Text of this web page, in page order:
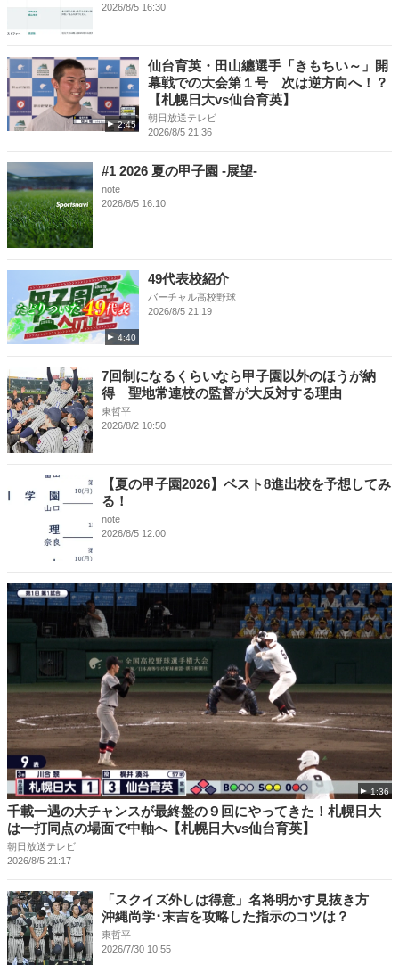
2026/8/5 16:30
2:45
仙台育英・田山纏選手「きもちい～」開
幕戦での大会第１号 次は逆方向へ！？
【札幌日大vs仙台育英】
朝日放送テレビ
2026/8/5 21:36
#1 2026 夏の甲子園 -展望-
note
2026/8/5 16:10
4:40
49代表校紹介
バーチャル高校野球
2026/8/5 21:19
7回制になるくらいなら甲子園以外のほうが納
得 聖地常連校の監督が大反対する理由
東哲平
2026/8/2 10:50
【夏の甲子園2026】ベスト8進出校を予想してみ
る！
note
2026/8/5 12:00
1:36
千載一遇の大チャンスが最終盤の９回にやってきた！札幌日大
は一打同点の場面で中軸へ【札幌日大vs仙台育英】
朝日放送テレビ
2026/8/5 21:17
「スクイズ外しは得意」名将明かす見抜き方
沖縄尚学･末吉を攻略した指示のコツは？
東哲平
2026/7/30 10:55